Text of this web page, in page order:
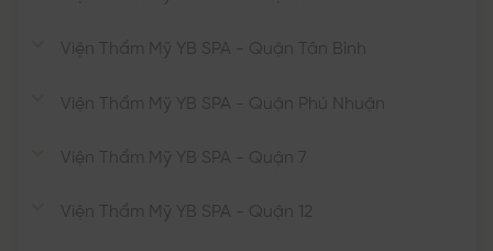
Viện Thẩm Mỹ YB SPA - Quận Tân Bình
Viện Thẩm Mỹ YB SPA - Quận Phú Nhuận
Viện Thẩm Mỹ YB SPA - Quận 7
Viện Thẩm Mỹ YB SPA - Quận 12